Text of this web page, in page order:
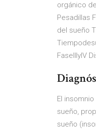
orgánico
Pesadillas
del sueño
FaseIIIyIV
El
sueño,
sueño